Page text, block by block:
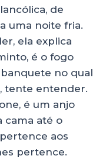
de
uma noite fria.
ela explica
é o fogo
no qual
tente entender.
é um anjo
cama até o
aos
pertence.